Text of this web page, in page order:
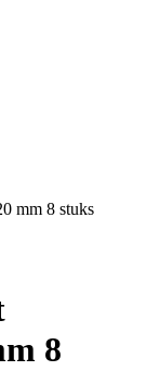
mm 8 stuks
8